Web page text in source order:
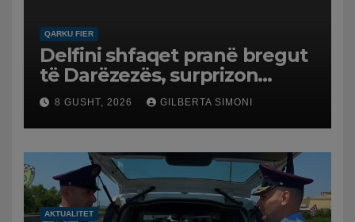
QARKU FIER
Delfini shfaqet pranë bregut
të Darëzezës, surprizon
pushuesit dhe banorët
8 GUSHT, 2026 GILBERTA SIMONI
AKTUALITET